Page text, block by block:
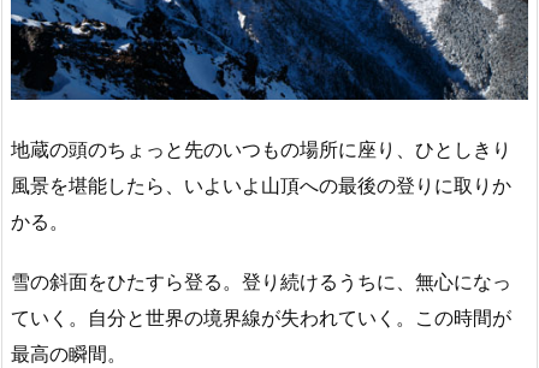
地蔵の頭のちょっと先のいつもの場所に座り、ひとしきり
風景を堪能したら、いよいよ山頂への最後の登りに取りか
かる。
雪の斜面をひたすら登る。登り続けるうちに、無心になっ
ていく。自分と世界の境界線が失われていく。この時間が
最高の瞬間。